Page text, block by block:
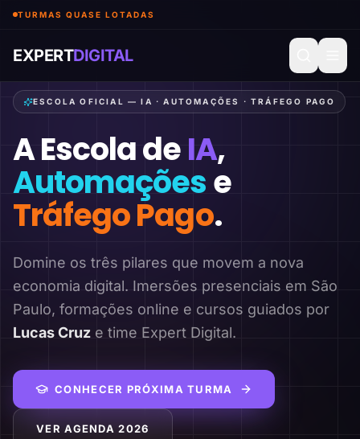
TURMAS QUASE LOTADAS
EXPERTDIGITAL
ESCOLA OFICIAL — IA · AUTOMAÇÕES · TRÁFEGO PAGO
A Escola deIA,
Automaçõese
Tráfego Pago.
Domine os três pilares que movem a nova
economia digital. Imersões presenciais em São
Paulo, formações online e cursos guiados por
Lucas Cruz e time Expert Digital.
CONHECER PRÓXIMA TURMA
VER AGENDA 2026